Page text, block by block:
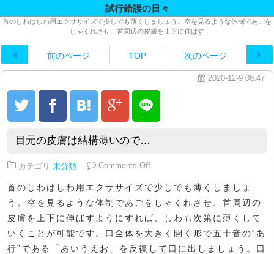
試行錯誤の日々
首のしわはしわ用エクササイズで少しでも薄くしましょう。空を見るような体制であごを
しゃくれさせ、首周辺の皮膚を上下に伸ばす
前のページ TOP 次のページ
2020-12-9 08:47
目元の皮膚は結構薄いので…
カテゴリ 未分類 Comments Offon 目元の皮膚は結構薄いので…
首のしわはしわ用エクササイズで少しでも薄くしましょ
う。空を見るような体制であごをしゃくれさせ、首周辺の
皮膚を上下に伸ばすようにすれば、しわも次第に薄くして
いくことが可能です。口全体を大きく開く形で五十音の“あ
行”である「あいうえお」を反復して口に出しましょう。口